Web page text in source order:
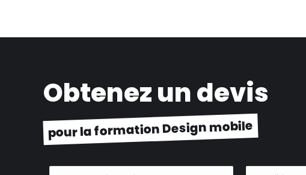
Obtenez un devis
pour la formation Design mobile